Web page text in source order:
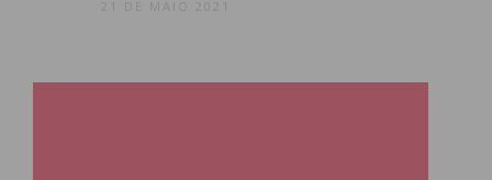
21 DE MAIO 2021